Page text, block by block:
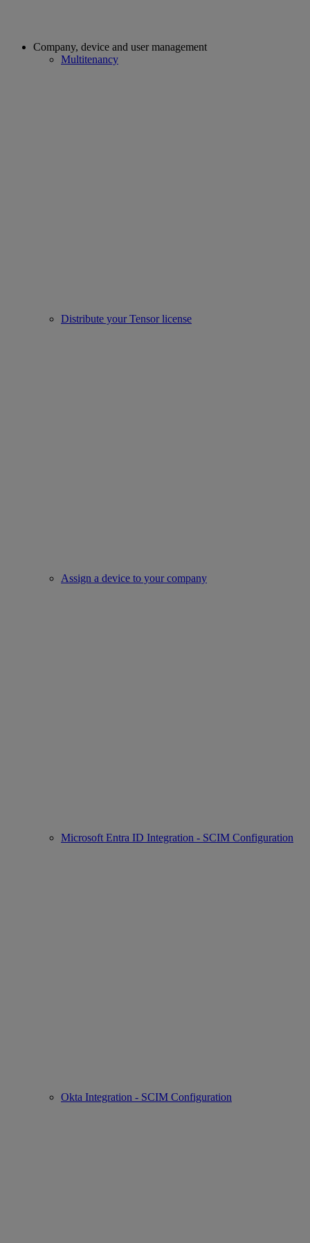
Company, device and user management
Multitenancy
Distribute your Tensor license
Assign a device to your company
Microsoft Entra ID Integration - SCIM Configuration
Okta Integration - SCIM Configuration